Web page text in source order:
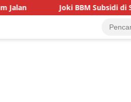
Joki BBM Subsidi di SPBU